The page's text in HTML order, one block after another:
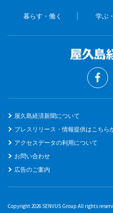
暮らす・働く 学ぶ
屋久島経済新聞について
プレスリリース・情報提供はこちら
アクセスデータの利用について
お問い合わせ
広告のご案内
Copyright 2026 SENVUS Group All rights